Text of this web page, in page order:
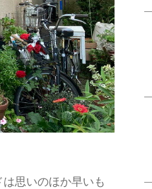
思いのほか早いも